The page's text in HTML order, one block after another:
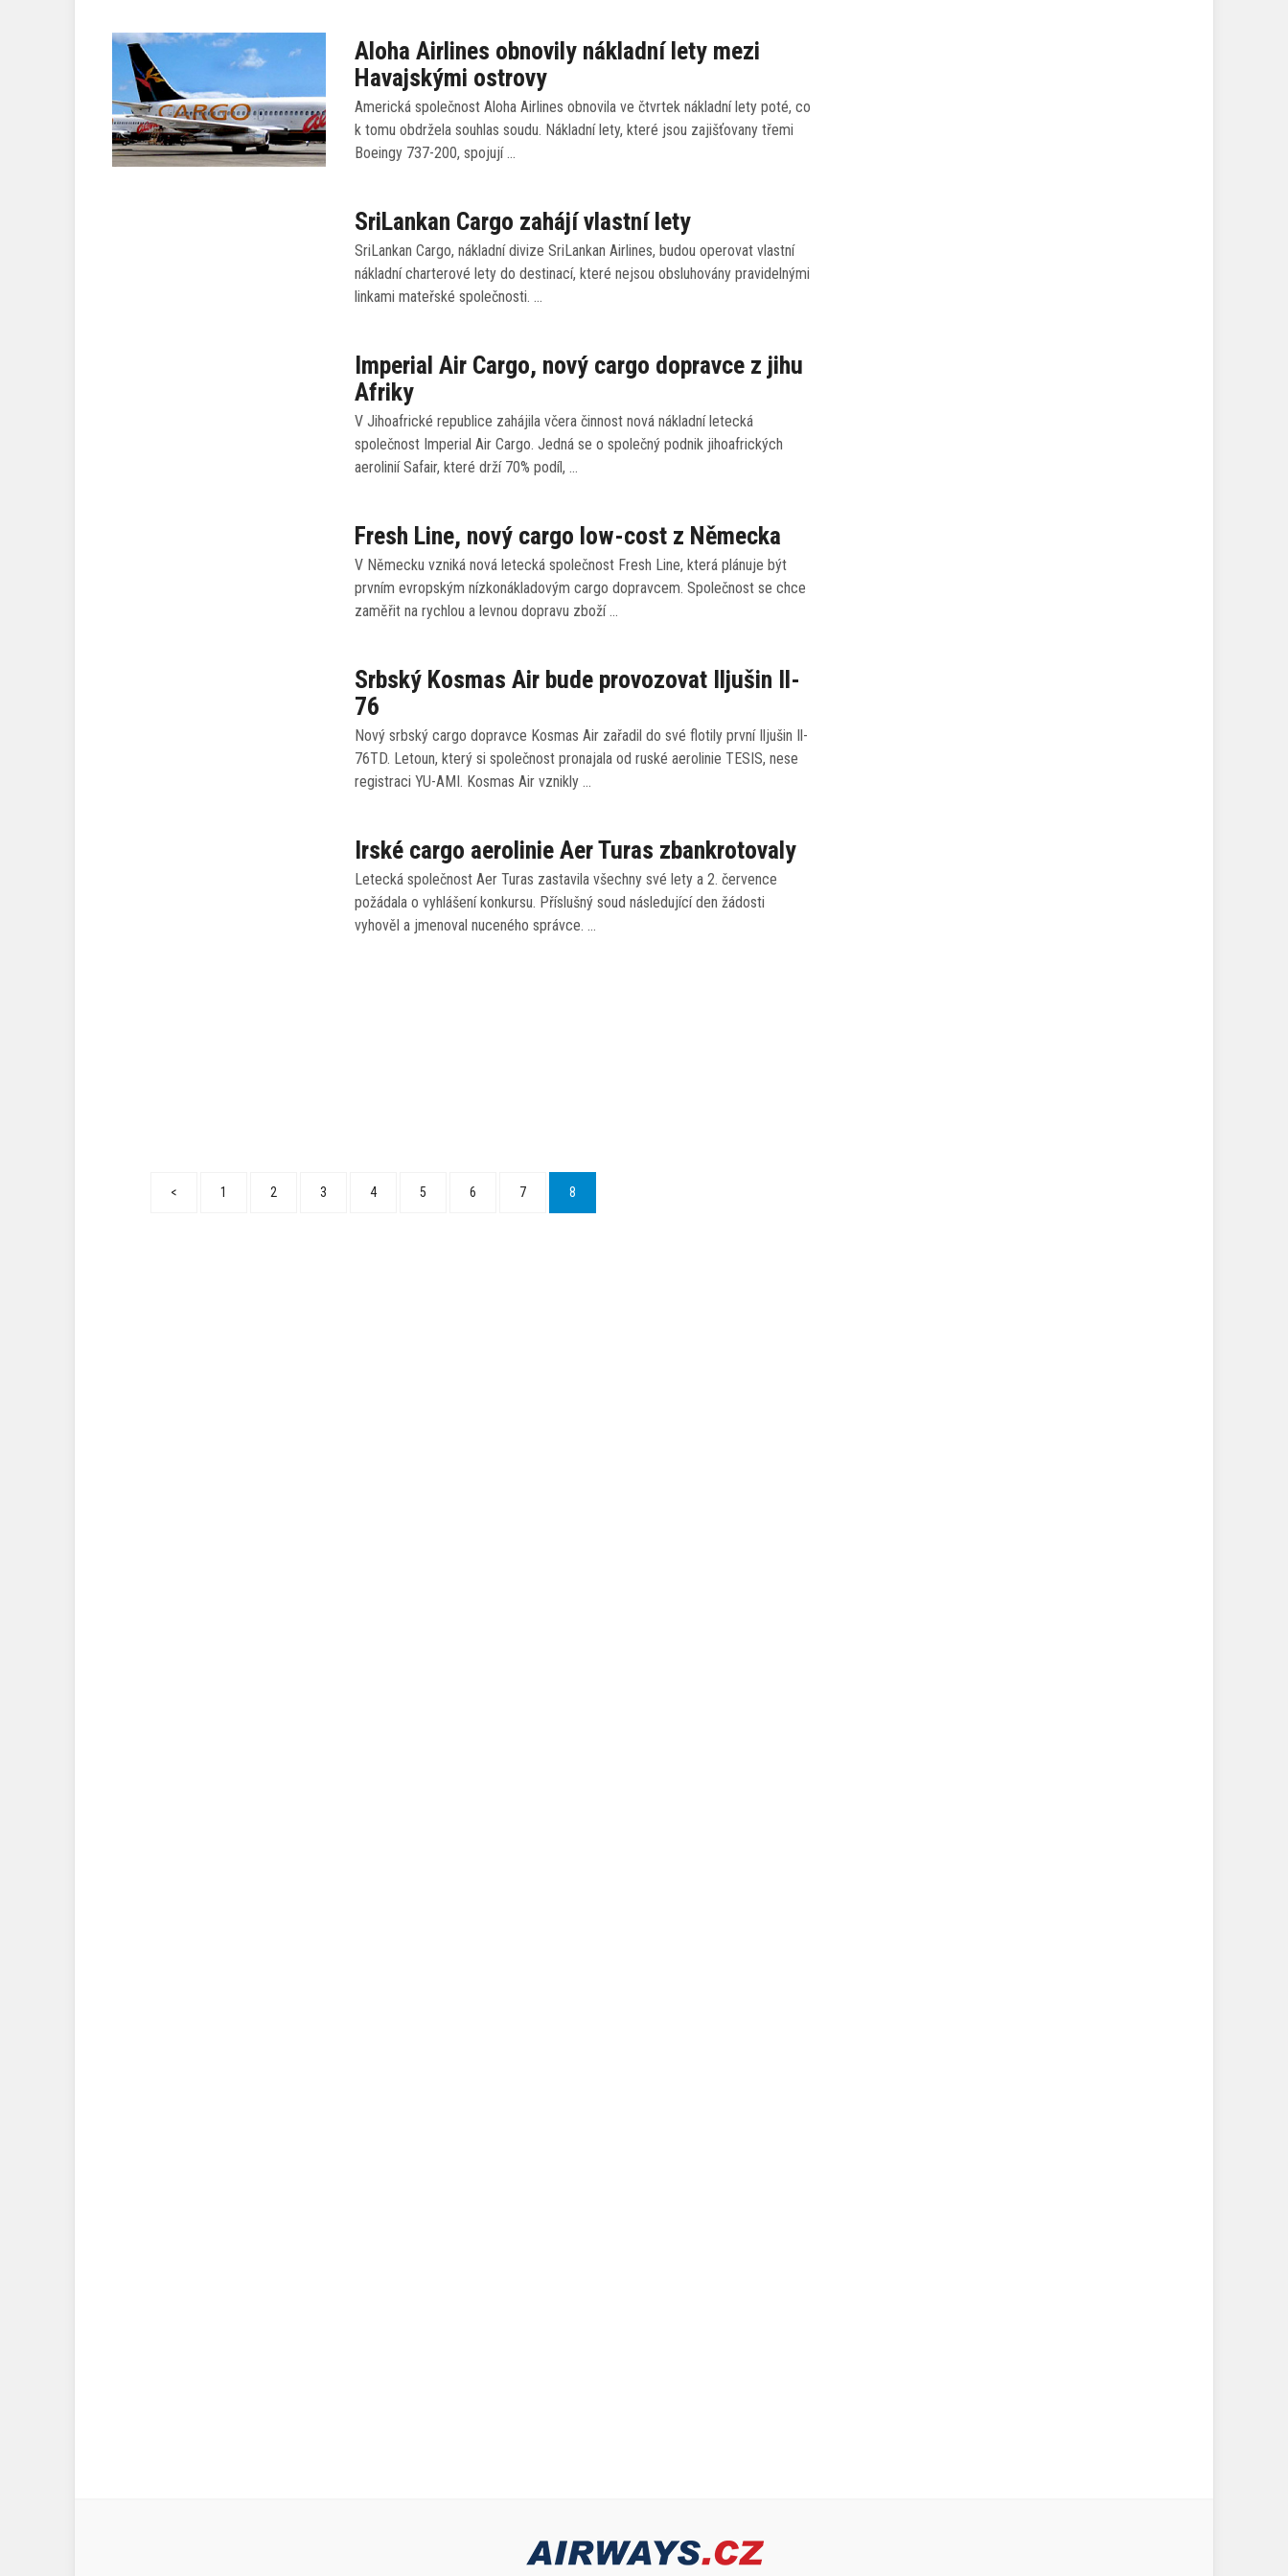
Aloha Airlines obnovily nákladní lety mezi
Havajskými ostrovy
Americká společnost Aloha Airlines obnovila ve čtvrtek nákladní lety poté, co
k tomu obdržela souhlas soudu. Nákladní lety, které jsou zajišťovany třemi
Boeingy 737-200, spojují …
SriLankan Cargo zahájí vlastní lety
SriLankan Cargo, nákladní divize SriLankan Airlines, budou operovat vlastní
nákladní charterové lety do destinací, které nejsou obsluhovány pravidelnými
linkami mateřské společnosti. …
Imperial Air Cargo, nový cargo dopravce z jihu
Afriky
V Jihoafrické republice zahájila včera činnost nová nákladní letecká
společnost Imperial Air Cargo. Jedná se o společný podnik jihoafrických
aerolinií Safair, které drží 70% podíl, …
Fresh Line, nový cargo low-cost z Německa
V Německu vzniká nová letecká společnost Fresh Line, která plánuje být
prvním evropským nízkonákladovým cargo dopravcem. Společnost se chce
zaměřit na rychlou a levnou dopravu zboží …
Srbský Kosmas Air bude provozovat Iljušin Il-
76
Nový srbský cargo dopravce Kosmas Air zařadil do své flotily první Iljušin Il-
76TD. Letoun, který si společnost pronajala od ruské aerolinie TESIS, nese
registraci YU-AMI. Kosmas Air vznikly …
Irské cargo aerolinie Aer Turas zbankrotovaly
Letecká společnost Aer Turas zastavila všechny své lety a 2. července
požádala o vyhlášení konkursu. Příslušný soud následující den žádosti
vyhověl a jmenoval nuceného správce. …
< 1 2 3 4 5 6 7 8